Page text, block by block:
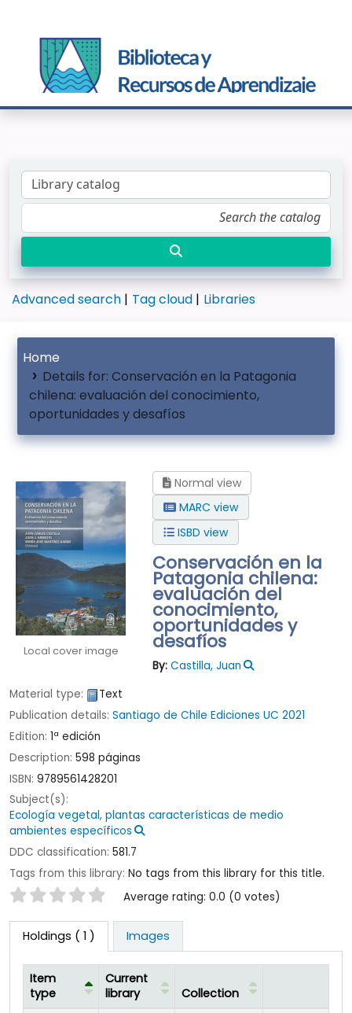
Advanced search Tag cloud Libraries
Home
Details for:Conservación en la Patagonia
chilena: evaluación del conocimiento,
oportunidades y desafíos
Local cover image
Normal view
MARC view
ISBD view
Conservación en la
Patagonia chilena:
evaluación del
conocimiento,
oportunidades y
desafíos
By: Castilla, Juan
Material type:
Text
Publication details: Santiago de Chile Ediciones UC 2021
Edition: 1ª edición
Description: 598 páginas
ISBN: 9789561428201
Subject(s):
Ecología vegetal, plantas características de medio
ambientes específicos
DDC classification: 581.7
Tags from this library: No tags from this library for this title.
Star ratings Average rating: 0.0 (0 votes)
Holdings ( 1 ) Images
Item
type
Current
library
Collection